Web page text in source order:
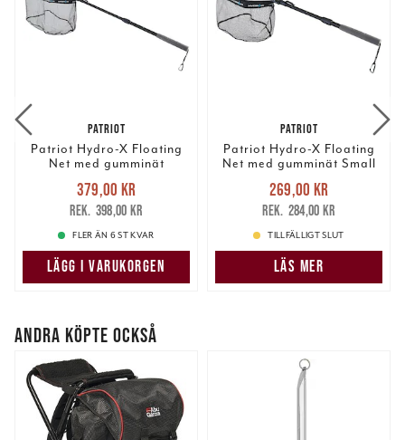
PATRIOT
Patriot Hydro-X Floating
Net med gumminät
Nuvarande pris
379,00 krTidigare pris
398,00 kr
379,00 kr
398,00 kr
FLER ÄN 6 ST KVAR
LÄGG I VARUKORGEN
PATRIOT
Patriot Hydro-X Floating
Net med gumminät Small
Nuvarande pris
269,00 krTidigare pris
284,00 kr
269,00 kr
284,00 kr
TILLFÄLLIGT SLUT
LÄS MER
ANDRA KÖPTE OCKSÅ